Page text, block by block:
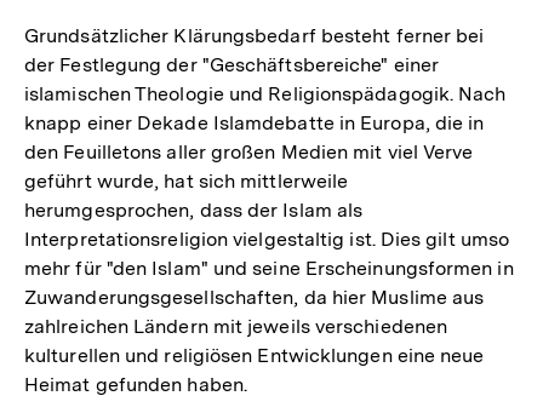
Grundsätzlicher Klärungsbedarf besteht ferner bei
der Festlegung der "Geschäftsbereiche" einer
islamischen Theologie und Religionspädagogik. Nach
knapp einer Dekade Islamdebatte in Europa, die in
den Feuilletons aller großen Medien mit viel Verve
geführt wurde, hat sich mittlerweile
herumgesprochen, dass der Islam als
Interpretationsreligion vielgestaltig ist. Dies gilt umso
mehr für "den Islam" und seine Erscheinungsformen in
Zuwanderungsgesellschaften, da hier Muslime aus
zahlreichen Ländern mit jeweils verschiedenen
kulturellen und religiösen Entwicklungen eine neue
Heimat gefunden haben.